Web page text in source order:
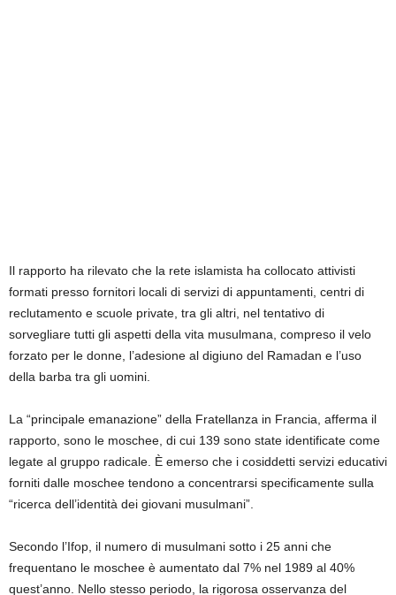
Il rapporto ha rilevato che la rete islamista ha collocato attivisti
formati presso fornitori locali di servizi di appuntamenti, centri di
reclutamento e scuole private, tra gli altri, nel tentativo di
sorvegliare tutti gli aspetti della vita musulmana, compreso il velo
forzato per le donne, l’adesione al digiuno del Ramadan e l’uso
della barba tra gli uomini.
La “principale emanazione” della Fratellanza in Francia, afferma il
rapporto, sono le moschee, di cui 139 sono state identificate come
legate al gruppo radicale. È emerso che i cosiddetti servizi educativi
forniti dalle moschee tendono a concentrarsi specificamente sulla
“ricerca dell’identità dei giovani musulmani”.
Secondo l’Ifop, il numero di musulmani sotto i 25 anni che
frequentano le moschee è aumentato dal 7% nel 1989 al 40%
quest’anno. Nello stesso periodo, la rigorosa osservanza del